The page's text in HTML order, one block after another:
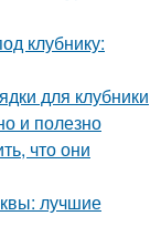
клубнику:
для клубники
и полезно
что они
лучшие